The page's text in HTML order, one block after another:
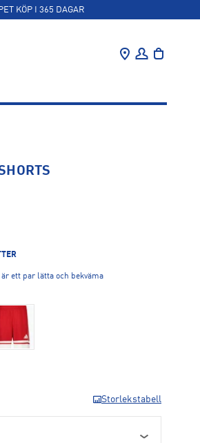
KÖP I 365 DAGAR
ett par lätta och bekväma
Storlekstabell